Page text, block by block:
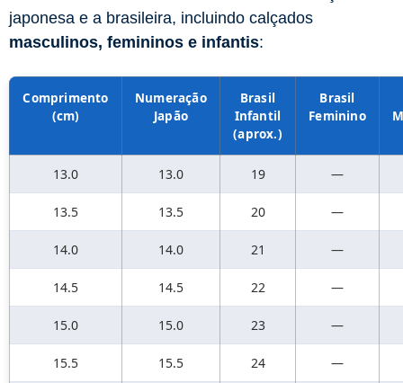
japonesa e a brasileira, incluindo calçados
masculinos, femininos e infantis:
Comprimento
(cm)
Numeração
Japão
Brasil
Infantil
(aprox.)
Brasil
Feminino
13.0 13.0 19 —
13.5 13.5 20 —
14.0 14.0 21 —
14.5 14.5 22 —
15.0 15.0 23 —
15.5 15.5 24 —